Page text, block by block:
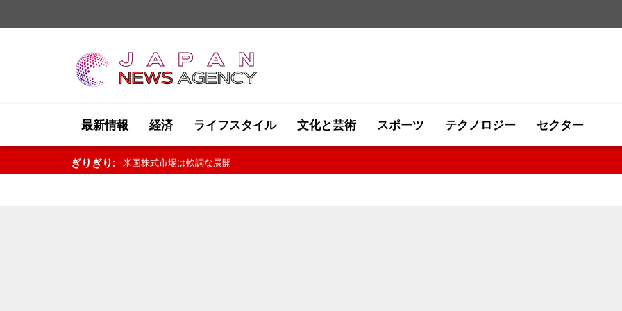
最新情報 経済 ライフスタイル 文化と芸術 スポーツ テクノロジー セクター
ぎりぎり: 原油市場は堅調な推移